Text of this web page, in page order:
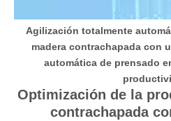
Agilización totalmente
madera contrachapada con
automática de prensado
Optimización de la
contrachapada